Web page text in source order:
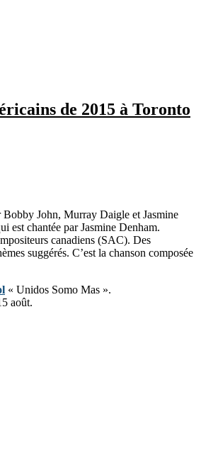
de 2015 à Toronto
John, Murray Daigle et Jasmine
est chantée par Jasmine Denham.
canadiens (SAC). Des
suggérés. C’est la chanson composée
« Unidos Somo Mas ».
août.